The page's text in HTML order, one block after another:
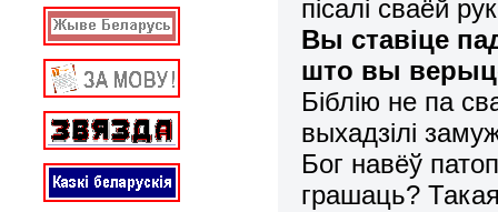
пісалі сваёй
Вы ставіце
што вы
Біблію не па
выхадзілі
Бог навёў
грашаць?Т